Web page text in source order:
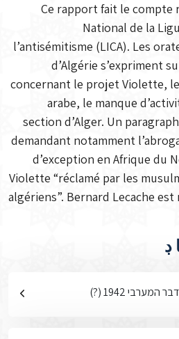
Ce rapport fait le compte
National de la
l’antisémitisme (LICA). Les
d’Algérie s’expriment
concernant le projet Violette,
arabe, le manque
section d’Alger. Un
demandant notamment
d’exception en Afrique du
Violette “réclamé par les
algériens”. Bernard Lecache
ڊ
1942 (?)